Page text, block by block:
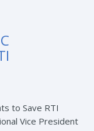
to Save RTI
Vice President